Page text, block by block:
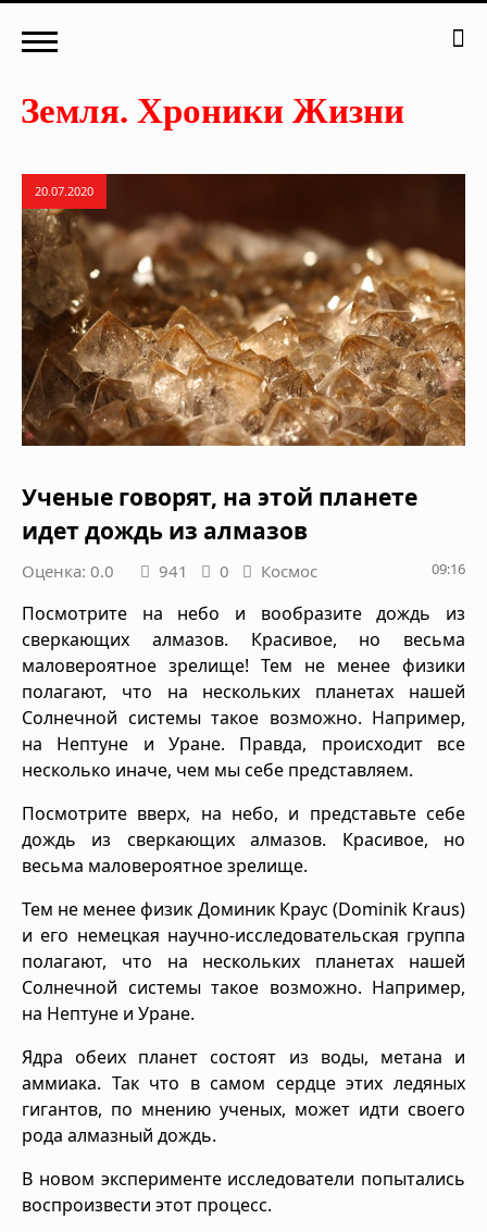
20.07.2020
Ученые говорят, на этой планете
идет дождь из алмазов
Оценка: 0.0 941 0 Космос 09:16
Посмотрите на небо и вообразите дождь из
сверкающих алмазов. Красивое, но весьма
маловероятное зрелище! Тем не менее физики
полагают, что на нескольких планетах нашей
Солнечной системы такое возможно. Например,
на Нептуне и Уране. Правда, происходит все
несколько иначе, чем мы себе представляем.
Посмотрите вверх, на небо, и представьте себе
дождь из сверкающих алмазов. Красивое, но
весьма маловероятное зрелище.
Тем не менее физик Доминик Краус (Dominik Kraus)
и его немецкая научно-исследовательская группа
полагают, что на нескольких планетах нашей
Солнечной системы такое возможно. Например,
на Нептуне и Уране.
Ядра обеих планет состоят из воды, метана и
аммиака. Так что в самом сердце этих ледяных
гигантов, по мнению ученых, может идти своего
рода алмазный дождь.
В новом эксперименте исследователи попытались
воспроизвести этот процесс.